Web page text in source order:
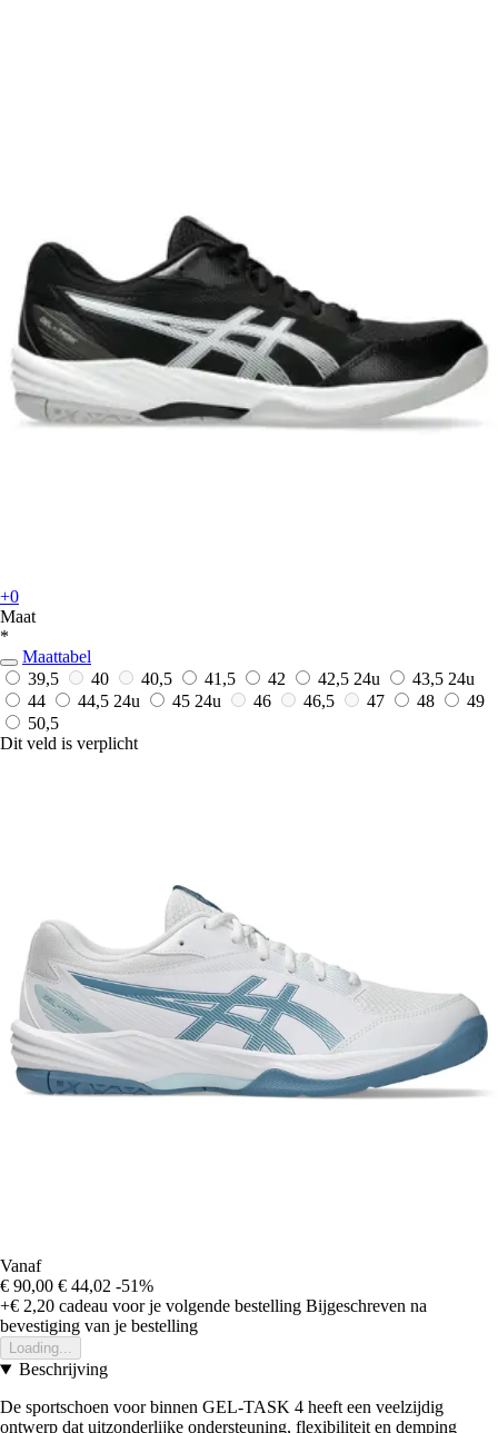
+0
Maat
*
Maattabel
39,5
40 40,5 41,5 42 42,5 24u 43,5 24u
44
44,5 24u 45 24u 46 46,5 47 48
49
50,5
Dit veld is verplicht
Vanaf
€ 90,00 € 44,02 -51%
+€ 2,20 cadeau voor je volgende bestelling Bijgeschreven na
bevestiging van je bestelling
Loading...
Beschrijving
De sportschoen voor binnen GEL-TASK 4 heeft een veelzijdig
ontwerp dat uitzonderlijke ondersteuning, flexibiliteit en demping